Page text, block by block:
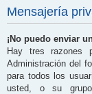
Mensajería
¡No puedo enviar
Hay tres razones
Administración del
para todos los
usted, o su